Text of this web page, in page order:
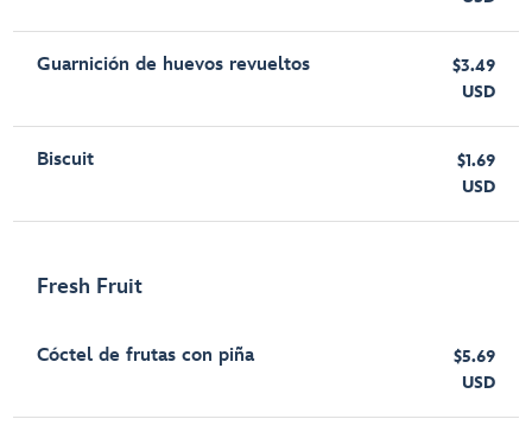
Guarnición de huevos revueltos
$3.49
USD
Biscuit
$1.69
USD
Fresh Fruit
Cóctel de frutas con piña
$5.69
USD